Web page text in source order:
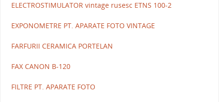
ELECTROSTIMULATOR vintage rusesc ETNS 100-2
EXPONOMETRE PT. APARATE FOTO VINTAGE
FARFURII CERAMICA PORTELAN
FAX CANON B-120
FILTRE PT. APARATE FOTO